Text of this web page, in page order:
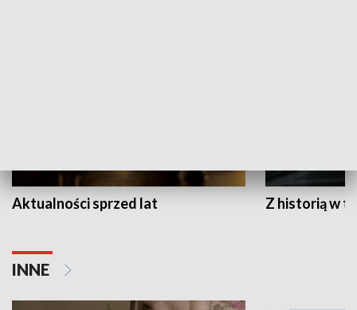
Aktualności sprzed lat Z historią w
INNE